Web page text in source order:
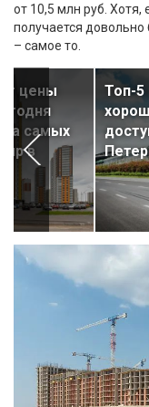
от 10,5 млн руб. Хотя,
получается
– самое то.
цены
самых
в
Топ-5